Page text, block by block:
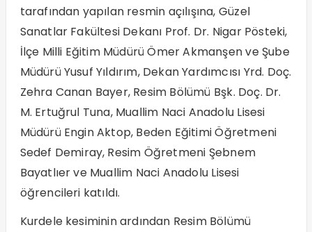
tarafından yapılan resmin açılışına, Güzel
Sanatlar Fakültesi Dekanı Prof. Dr. Nigar Pösteki,
İlçe Milli Eğitim Müdürü Ömer Akmanşen ve Şube
Müdürü Yusuf Yıldırım, Dekan Yardımcısı Yrd. Doç.
Zehra Canan Bayer, Resim Bölümü Bşk. Doç. Dr.
M. Ertuğrul Tuna, Muallim Naci Anadolu Lisesi
Müdürü Engin Aktop, Beden Eğitimi Öğretmeni
Sedef Demiray, Resim Öğretmeni Şebnem
Bayatlıer ve Muallim Naci Anadolu Lisesi
öğrencileri katıldı.
Kurdele kesiminin ardından Resim Bölümü